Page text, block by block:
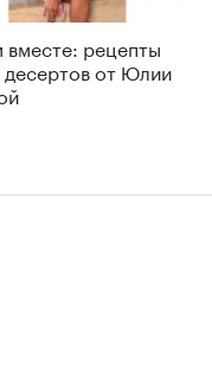
вместе: рецепты
десертов от Юлии